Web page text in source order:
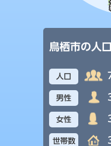
鳥栖市の人
人口
男性
女性
世帯数